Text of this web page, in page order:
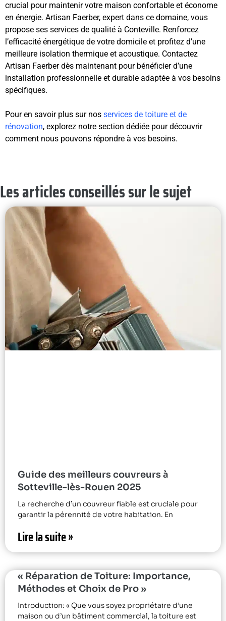
crucial pour maintenir votre maison confortable et économe
en énergie. Artisan Faerber, expert dans ce domaine, vous
propose ses services de qualité à Conteville. Renforcez
l’efficacité énergétique de votre domicile et profitez d’une
meilleure isolation thermique et acoustique. Contactez
Artisan Faerber dès maintenant pour bénéficier d’une
installation professionnelle et durable adaptée à vos besoins
spécifiques.
Pour en savoir plus sur nos services de toiture et de
rénovation, explorez notre section dédiée pour découvrir
comment nous pouvons répondre à vos besoins.
Les articles conseillés sur le sujet
Guide des meilleurs couvreurs à
Sotteville-lès-Rouen 2025
La recherche d’un couvreur fiable est cruciale pour
garantir la pérennité de votre habitation. En
Lire la suite »
« Réparation de Toiture: Importance,
Méthodes et Choix de Pro »
Introduction: « Que vous soyez propriétaire d’une
maison ou d’un bâtiment commercial, la toiture est